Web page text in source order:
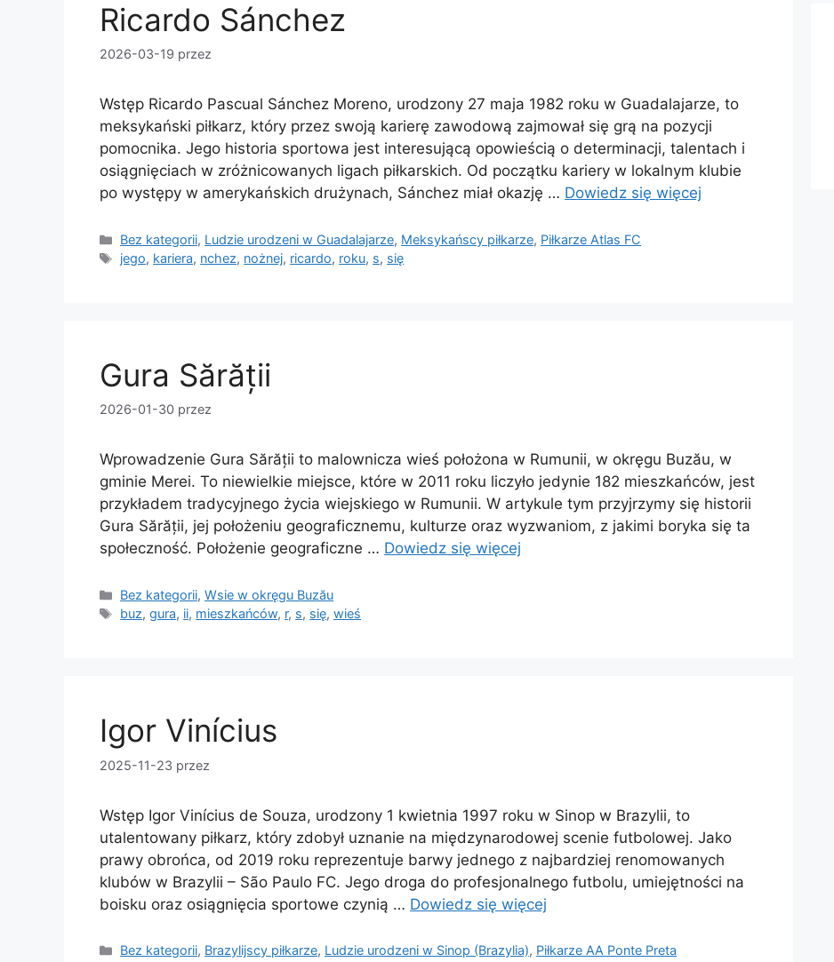
Ricardo Sánchez
2026-03-19 przez
Wstęp Ricardo Pascual Sánchez Moreno, urodzony 27 maja 1982 roku w Guadalajarze, to
meksykański piłkarz, który przez swoją karierę zawodową zajmował się grą na pozycji
pomocnika. Jego historia sportowa jest interesującą opowieścią o determinacji, talentach i
osiągnięciach w zróżnicowanych ligach piłkarskich. Od początku kariery w lokalnym klubie
po występy w amerykańskich drużynach, Sánchez miał okazję … Dowiedz się więcej
Kategorie
Bez kategorii, Ludzie urodzeni w Guadalajarze, Meksykańscy piłkarze, Piłkarze Atlas FC
Tagi
jego, kariera, nchez, nożnej, ricardo, roku, s, się
Gura Sărății
2026-01-30 przez
Wprowadzenie Gura Sărății to malownicza wieś położona w Rumunii, w okręgu Buzău, w
gminie Merei. To niewielkie miejsce, które w 2011 roku liczyło jedynie 182 mieszkańców, jest
przykładem tradycyjnego życia wiejskiego w Rumunii. W artykule tym przyjrzymy się historii
Gura Sărății, jej położeniu geograficznemu, kulturze oraz wyzwaniom, z jakimi boryka się ta
społeczność. Położenie geograficzne … Dowiedz się więcej
Kategorie
Bez kategorii,Wsie w okręgu Buzău
Tagi
buz,gura, ii, mieszkańców, r, s, się,wieś
Igor Vinícius
2025-11-23 przez
Wstęp Igor Vinícius de Souza, urodzony 1 kwietnia 1997 roku w Sinop w Brazylii, to
utalentowany piłkarz, który zdobył uznanie na międzynarodowej scenie futbolowej. Jako
prawy obrońca, od 2019 roku reprezentuje barwy jednego z najbardziej renomowanych
klubów w Brazylii – São Paulo FC. Jego droga do profesjonalnego futbolu, umiejętności na
boisku oraz osiągnięcia sportowe czynią … Dowiedz się więcej
Kategorie
Bez kategorii, Brazylijscy piłkarze, Ludzie urodzeni w Sinop (Brazylia), Piłkarze AA Ponte Preta